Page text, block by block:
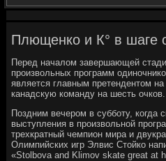
Плющенко и К° в шаге
Перед началом завершающей
произвольных программ
является главным претендентом
канадскую команду на шесть очков.
Поздним вечером в субботу, когда
выступления в произвольной
трехкратный чемпион мира и
Олимпийских игр Элвис Стойко
«Stolbova and Klimov skate great at